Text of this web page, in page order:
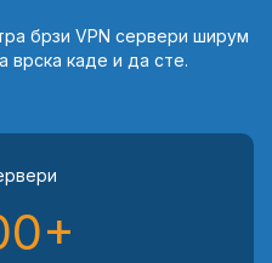
брзи VPN сервери ширум
врска каде и да сте.